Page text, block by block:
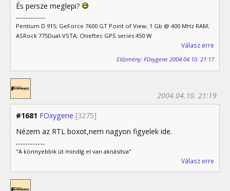
És persze meglepi?
Pentium D 915; GeForce 7600 GT Point of View; 1 Gb @ 400 MHz RAM;
ASRock 775Dual-VSTA; Chieftec GPS series 450 W
Válasz erre
Előzmény: FOxygene 2004.04.10. 21:17
#1681 FOxygene [3275]
2004.04.10. 21:19
Nézem az RTL boxot,nem nagyon figyelek ide.
"A könnyebbik út mindíg el van aknásítva"
Válasz erre